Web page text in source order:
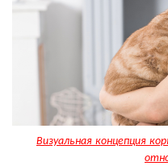
Визуальная концепция